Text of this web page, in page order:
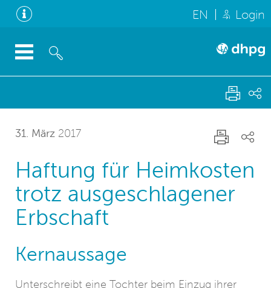
EN Login
31. März 2017
Haftung für Heimkosten
trotz ausgeschlagener
Erbschaft
Kernaussage
Unterschreibt eine Tochter beim Einzug ihrer